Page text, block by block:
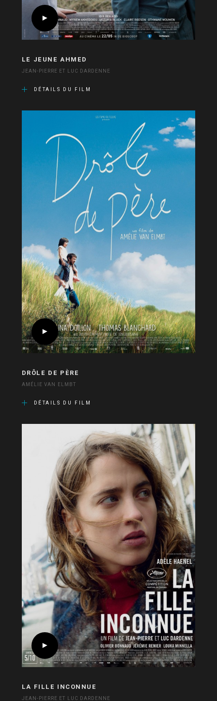
LE JEUNE AHMED
JEAN-PIERRE ET LUC DARDENNE
DÉTAILS DU FILM
DRÔLE DE PÈRE
AMÉLIE VAN ELMBT
DÉTAILS DU FILM
LA FILLE INCONNUE
JEAN-PIERRE ET LUC DARDENNE